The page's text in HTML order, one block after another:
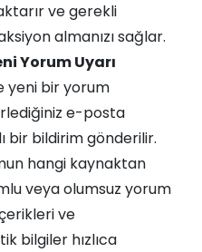
ve gerekli
almanızı sağlar.
Yorum Uyarı
yeni bir yorum
e-posta
bir bildirim gönderilir.
hangi kaynaktan
veya olumsuz yorum
ve
bilgiler hızlıca